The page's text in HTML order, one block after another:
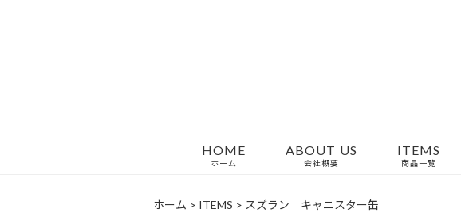
HOME
ホーム
ABOUT US
会社概要
ITEMS
商品一覧
ホーム > ITEMS > スズラン キャニスター缶